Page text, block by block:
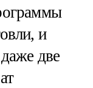
и
две